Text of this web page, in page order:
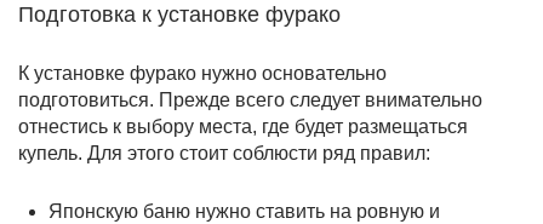
Подготовка к установке фурако
К установке фурако нужно основательно
подготовиться. Прежде всего следует внимательно
отнестись к выбору места, где будет размещаться
купель. Для этого стоит соблюсти ряд правил:
Японскую баню нужно ставить на ровную и